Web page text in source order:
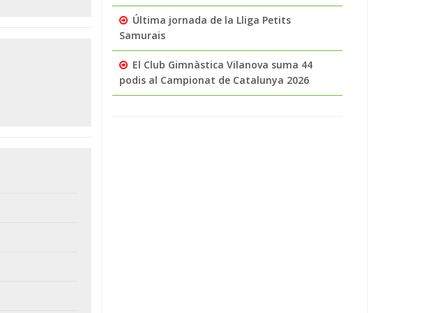
Última jornada de la Lliga Petits
Samurais
El Club Gimnàstica Vilanova suma 44
podis al Campionat de Catalunya 2026